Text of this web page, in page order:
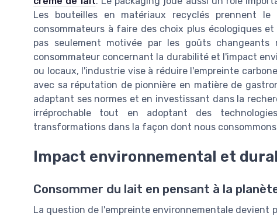
Les bouteilles en matériaux recyclés prennent
consommateurs à faire des choix plus écologiques
pas seulement motivée par les goûts
consommateur concernant la durabilité et l'impact
ou locaux, l'industrie vise à réduire l'empreinte
avec sa réputation de pionnière en matière de
adaptant ses normes et en investissant dans la
irréprochable tout en adoptant des
transformations dans la façon dont nous
Impact environnemental et
Consommer du lait en pensant à la
La question de l'empreinte environnementale devient